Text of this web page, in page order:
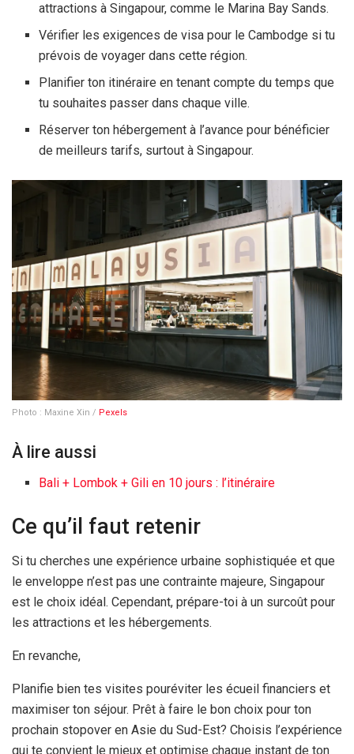
attractions à Singapour, comme le Marina Bay Sands.
Vérifier les exigences de visa pour le Cambodge si tu
prévois de voyager dans cette région.
Planifier ton itinéraire en tenant compte du temps que
tu souhaites passer dans chaque ville.
Réserver ton hébergement à l’avance pour bénéficier
de meilleurs tarifs, surtout à Singapour.
Photo : Maxine Xin / Pexels
À lire aussi
Bali + Lombok + Gili en 10 jours : l’itinéraire
Ce qu’il faut retenir
Si tu cherches une expérience urbaine sophistiquée et que
le enveloppe n’est pas une contrainte majeure, Singapour
est le choix idéal. Cependant, prépare-toi à un surcoût pour
les attractions et les hébergements.
En revanche,
Planifie bien tes visites pouréviter les écueil financiers et
maximiser ton séjour. Prêt à faire le bon choix pour ton
prochain stopover en Asie du Sud-Est? Choisis l’expérience
qui te convient le mieux et optimise chaque instant de ton